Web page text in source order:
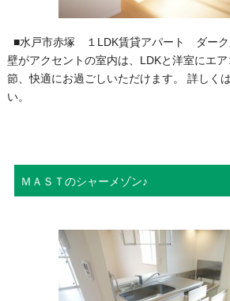
■水戸市赤塚 １LDK賃貸アパート ダーク
壁がアクセントの室内は、LDKと洋室にエ
節、快適にお過ごしいただけます。 詳しく
い。
ＭＡＳＴのシャーメゾン♪